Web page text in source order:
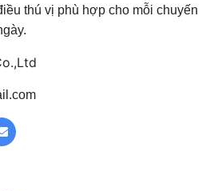
thú vị phù hợp cho mỗi chuyến